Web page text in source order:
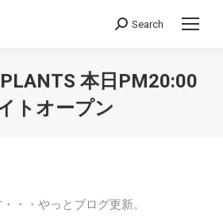
Search:
Search
本日PM20:00
トオープン
・・やっとブログ更新。